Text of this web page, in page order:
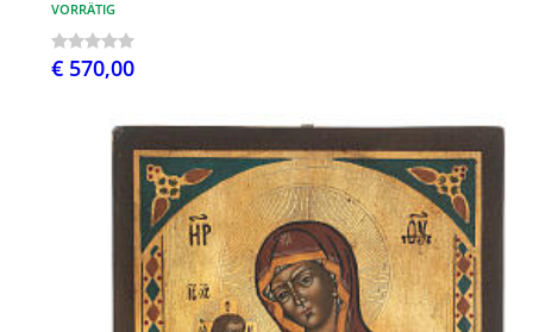
VORRÄTIG
€ 570,00